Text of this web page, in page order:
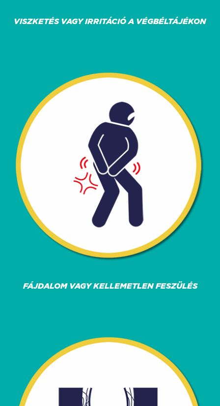
VISZKETÉS VAGY IRRITÁCIÓ A VÉGBÉLTÁJÉKON
FÁJDALOM VAGY KELLEMETLEN FESZÜLÉS